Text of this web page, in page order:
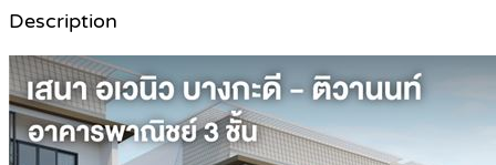
Description